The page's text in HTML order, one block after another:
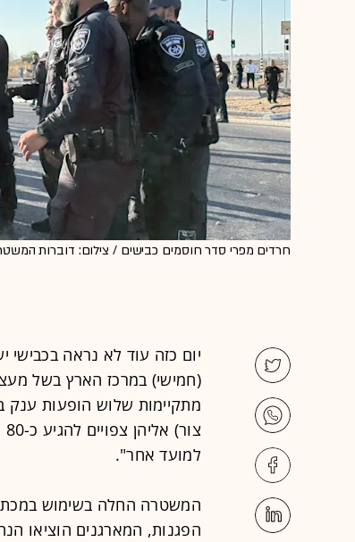
חרדים מפרי סדר חוסמים כבישים / צילום: דוברות
יום כזה עוד לא נראה
(חמישי) במרכז הארץ בשל
מתקיימות שלוש הופעות ענק
למועד אחר".
המשטרה החלה בשימוש
הפגנות, המארגנים הוציאו